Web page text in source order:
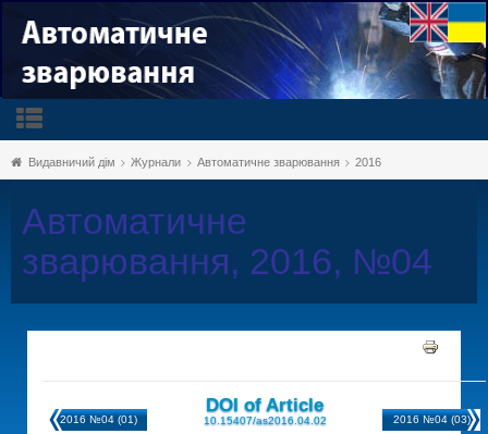
Видавничий дім Журнали Автоматичне зварювання 2016
Автоматичне
зварювання, 2016, №04
2016 №04 (01)
DOI of Article
10.15407/as2016.04.02 2016 №04 (03)